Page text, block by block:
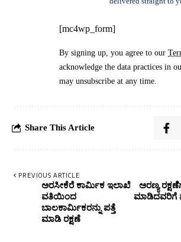
[mc4wp_form]
By signing up, you agree to our
acknowledge the data practices in
may unsubscribe at any time.
Share This Article
PREVIOUS ARTICLE
ಅರಸೀಕೆರೆ ಕಾರ್ಮಿಕ ಇಲಾಖೆ
ವತಿಯಿಂದ
ಬಾಲಕಾರ್ಮಿಕರನ್ನು ಪತ್ತೆ
ಮಾಡಿ ರಕ್ಷಣೆ
ಅರಣ್ಯ
ಮಾಡಿದವರಿಗೆ